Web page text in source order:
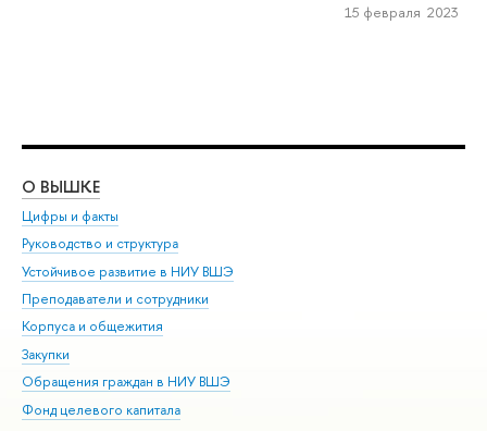
15 февраля 2023
О ВЫШКЕ
Цифры и факты
Руководство и структура
Устойчивое развитие в НИУ ВШЭ
Преподаватели и сотрудники
Корпуса и общежития
Закупки
Обращения граждан в НИУ ВШЭ
Фонд целевого капитала